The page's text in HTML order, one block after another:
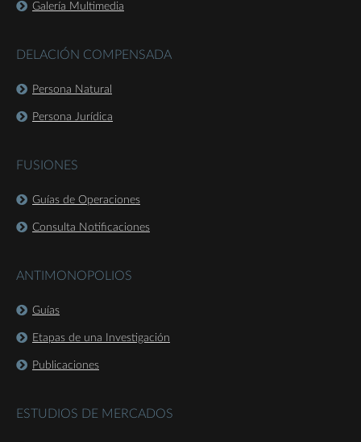
Galería Multimedia
DELACIÓN COMPENSADA
Persona Natural
Persona Jurídica
FUSIONES
Guías de Operaciones
Consulta Notificaciones
ANTIMONOPOLIOS
Guías
Etapas de una Investigación
Publicaciones
ESTUDIOS DE MERCADOS